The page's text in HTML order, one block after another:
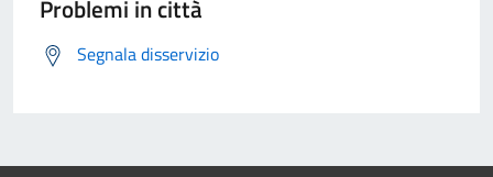
Problemi in città
Segnala disservizio